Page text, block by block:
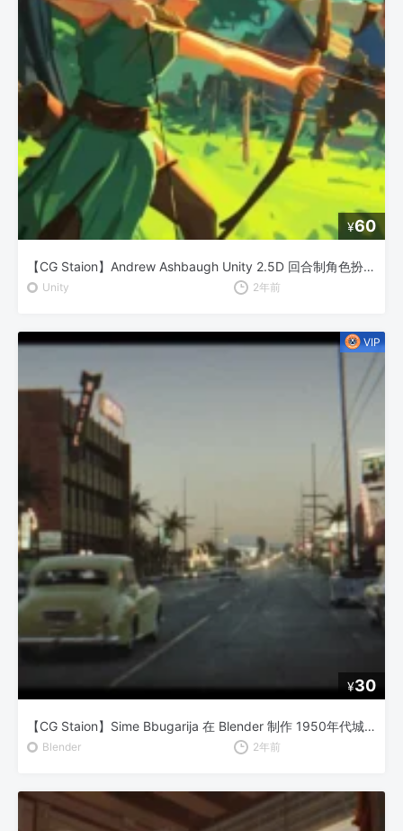
¥60
【CG Staion】Andrew Ashbaugh Unity 2.5D 回合制角色扮演游戏开发
Unity 2年前
¥30
【CG Staion】Sime Bbugarija 在 Blender 制作 1950年代城市与汽车动画
Blender 2年前